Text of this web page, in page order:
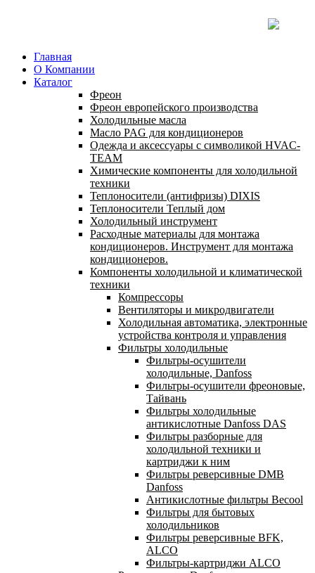
Главная
О Компании
Каталог
Фреон
Фреон европейского производства
Холодильные масла
Масло PAG для кондиционеров
Одежда и аксессуары с символикой HVAC-
TEAM
Химические компоненты для холодильной
техники
Теплоносители (антифризы) DIXIS
Теплоносители Теплый дом
Холодильный инструмент
Расходные материалы для монтажа
кондиционеров. Инструмент для монтажа
кондиционеров.
Компоненты холодильной и климатической
техники
Компрессоры
Вентиляторы и микродвигатели
Холодильная автоматика, электронные
устройства контроля и управления
Фильтры холодильные
Фильтры-осушители
холодильные, Danfoss
Фильтры-осушители фреоновые,
Тайвань
Фильтры холодильные
антикислотные Danfoss DAS
Фильтры разборные для
холодильной техники и
картриджи к ним
Фильтры реверсивные DMB
Danfoss
Антикислотные фильтры Becool
Фильтры для бытовых
холодильников
Фильтры реверсивные BFK,
ALCO
Фильтры-картриджи ALCO